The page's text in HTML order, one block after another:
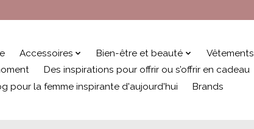
Accessoires Bien-être et beauté Vêtements
Des inspirations pour offrir ou s’offrir en cadeau
pour la femme inspirante d'aujourd'hui
Brands